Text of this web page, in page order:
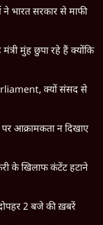
ने भारत सरकार से माफी
मुंह छुपा रहे हैं क्योंकि
क्यों संसद से
आक्रामकता न दिखाए
के खिलाफ कंटेंट हटाने
2 बजे की ख़बरें